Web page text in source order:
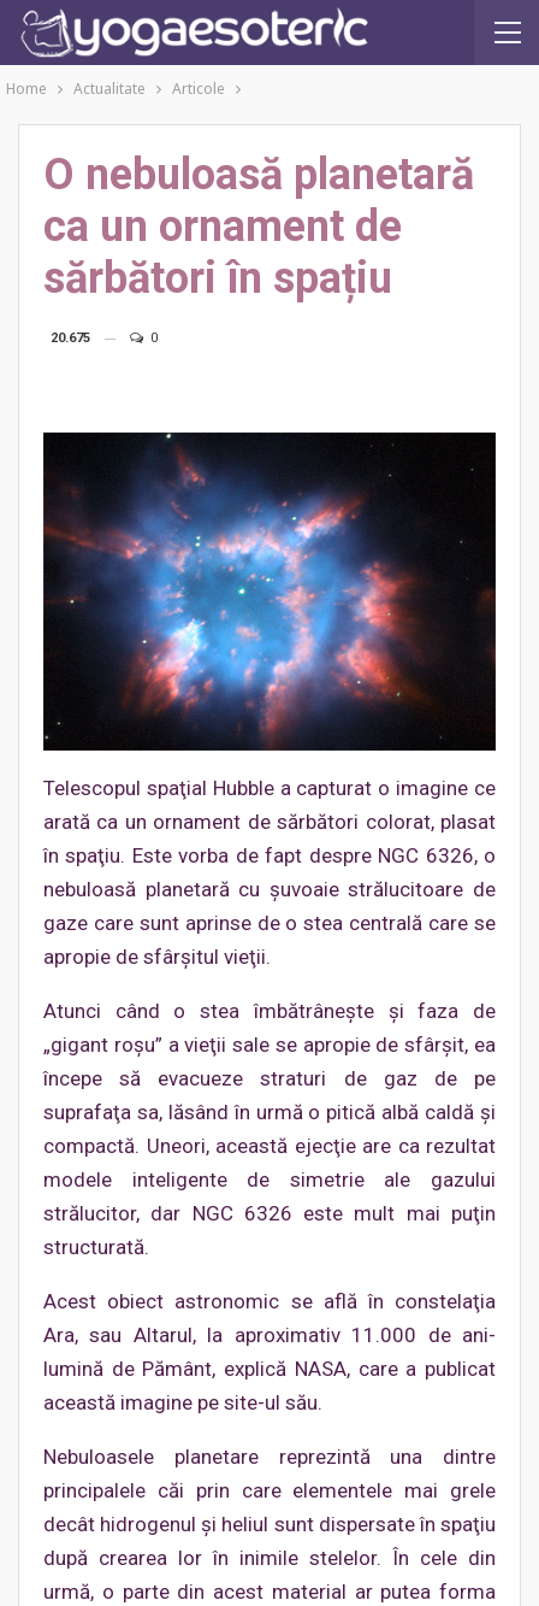
Home Actualitate Articole
O nebuloasă planetară
ca un ornament de
sărbători în spațiu
20.675 0
Telescopul spaţial Hubble a capturat o imagine ce
arată ca un ornament de sărbători colorat, plasat
în spaţiu. Este vorba de fapt despre NGC 6326, o
nebuloasă planetară cu şuvoaie strălucitoare de
gaze care sunt aprinse de o stea centrală care se
apropie de sfârşitul vieţii.
Atunci când o stea îmbătrâneşte şi faza de
„gigant roşu” a vieţii sale se apropie de sfârşit, ea
începe să evacueze straturi de gaz de pe
suprafaţa sa, lăsând în urmă o pitică albă caldă şi
compactă. Uneori, această ejecţie are ca rezultat
modele inteligente de simetrie ale gazului
strălucitor, dar NGC 6326 este mult mai puţin
structurată.
Acest obiect astronomic se află în constelaţia
Ara, sau Altarul, la aproximativ 11.000 de ani-
lumină de Pământ, explică NASA, care a publicat
această imagine pe site-ul său.
Nebuloasele planetare reprezintă una dintre
principalele căi prin care elementele mai grele
decât hidrogenul şi heliul sunt dispersate în spaţiu
după crearea lor în inimile stelelor. În cele din
urmă, o parte din acest material ar putea forma